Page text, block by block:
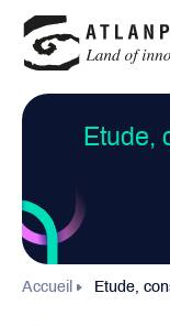
Etude,
Accueil Etude,